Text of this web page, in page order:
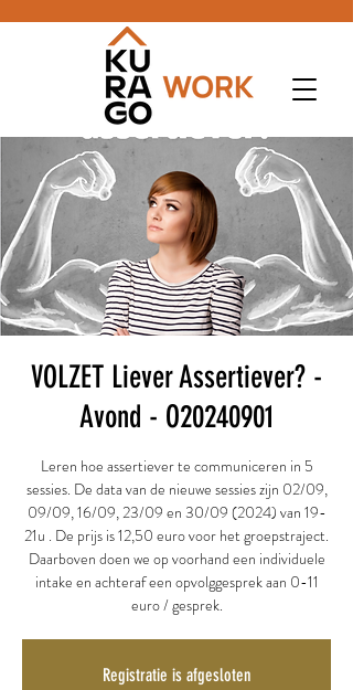
VOLZET Liever Assertiever? -
Avond - O20240901
Leren hoe assertiever te communiceren in 5
sessies. De data van de nieuwe sessies zijn 02/09,
09/09, 16/09, 23/09 en 30/09 (2024) van 19-
21u . De prijs is 12,50 euro voor het groepstraject.
Daarboven doen we op voorhand een individuele
intake en achteraf een opvolggesprek aan 0-11
euro / gesprek.
Registratie is afgesloten